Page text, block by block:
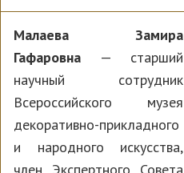
Малаева Замира
Гафаровна — старший
научный сотрудник
Всероссийского музея
декоративно-прикладного
и народного искусства,